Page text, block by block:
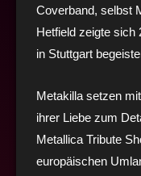
Coverband, selbst
Hetfield zeigte sich
in Stuttgart
Metakilla setzen
ihrer Liebe zum
Metallica Tribute
europäischen